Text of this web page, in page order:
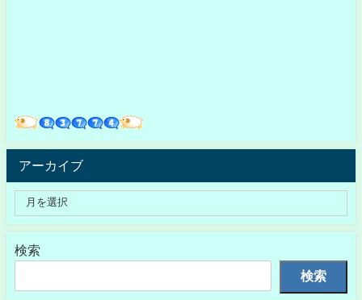
アーカイブ
検索
検索